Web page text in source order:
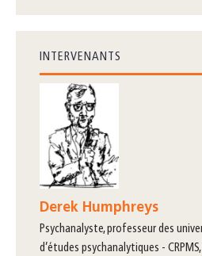
INTERVENANTS
Derek Humphreys
psychanalyste, professeur des universités, département
d’études psychanalytiques -